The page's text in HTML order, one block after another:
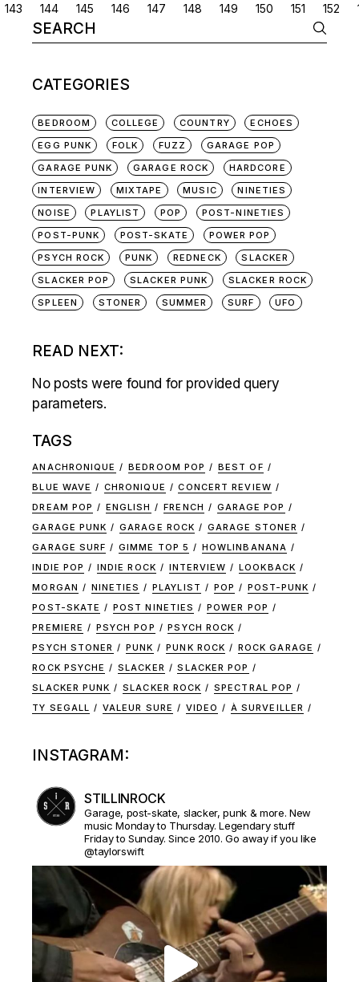
POSTS
NAVIGATION
143 144 145 146 147 148 149 150 151 152
Search
for:
CATEGORIES
BEDROOM COLLEGE COUNTRY
ECHOES
EGG PUNK
FOLK FUZZ
GARAGE POP
GARAGE PUNK
GARAGE ROCK
HARDCORE
INTERVIEW
MIXTAPE MUSIC
NINETIES
NOISE
PLAYLIST POP
POST-NINETIES
POST-PUNK
POST-SKATE
POWER POP
PSYCH ROCK
PUNK REDNECK
SLACKER
SLACKER POP
SLACKER PUNK
SLACKER ROCK
SPLEEN
STONER SUMMER SURF UFO
READ NEXT:
No posts were found for provided query
parameters.
TAGS
ANACHRONIQUE BEDROOM POP
BEST OF
BLUE WAVE
CHRONIQUE
CONCERT REVIEW
DREAM POP
ENGLISH FRENCH
GARAGE POP
GARAGE PUNK
GARAGE ROCK
GARAGE STONER
GARAGE SURF
GIMME TOP 5
HOWLINBANANA
INDIE POP
INDIE ROCK INTERVIEW
LOOKBACK
MORGAN
NINETIES PLAYLIST POP
POST-PUNK
POST-SKATE
POST NINETIES
POWER POP
PREMIERE
PSYCH POP
PSYCH ROCK
PSYCH STONER
PUNK PUNK ROCK
ROCK GARAGE
ROCK PSYCHE
SLACKER
SLACKER POP
SLACKER PUNK
SLACKER ROCK
SPECTRAL POP
TY SEGALL
VALEUR SURE VIDEO À SURVEILLER
INSTAGRAM:
STILLINROCK
Garage, post-skate, slacker, punk & more. New
music Monday to Thursday. Legendary stuff
Friday to Sunday. Since 2010. Go away if you like
@taylorswift